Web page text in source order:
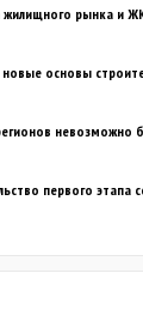
рынка и
основы
невозможно
первого этапа